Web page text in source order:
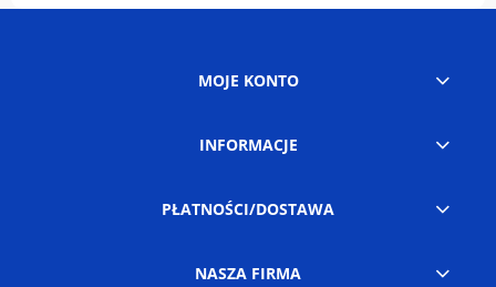
MOJE KONTO
INFORMACJE
PŁATNOŚCI/DOSTAWA
NASZA FIRMA